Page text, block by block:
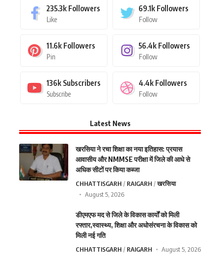
235.3k Followers
Like
69.1k Followers
Follow
11.6k Followers
Pin
56.4k Followers
Follow
136k Subscribers
Subscribe
4.4k Followers
Follow
Latest News
खरसिया ने रचा शिक्षा का नया इतिहास: प्रयास
आवासीय और NMMSE परीक्षा में जिले की आधे से
अधिक सीटों पर किया कब्जा
CHHATTISGARH RAIGARH
खरसिया
August 5, 2026
डीएमएफ मद से जिले के विकास कार्यों को मिली
रफ्तार,स्वास्थ्य, शिक्षा और अधोसंरचना के विकास को
मिली नई गति
CHHATTISGARH RAIGARH August 5, 2026